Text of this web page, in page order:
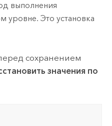
выполнения
уровне. Это установка
сохранением
значения по